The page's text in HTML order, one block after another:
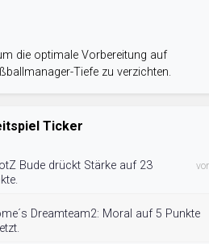
die optimale Vorbereitung auf
Tiefe zu verzichten.
Ticker
Bude drückt Stärke auf 23
Dreamteam2: Moral auf 5 Punkte